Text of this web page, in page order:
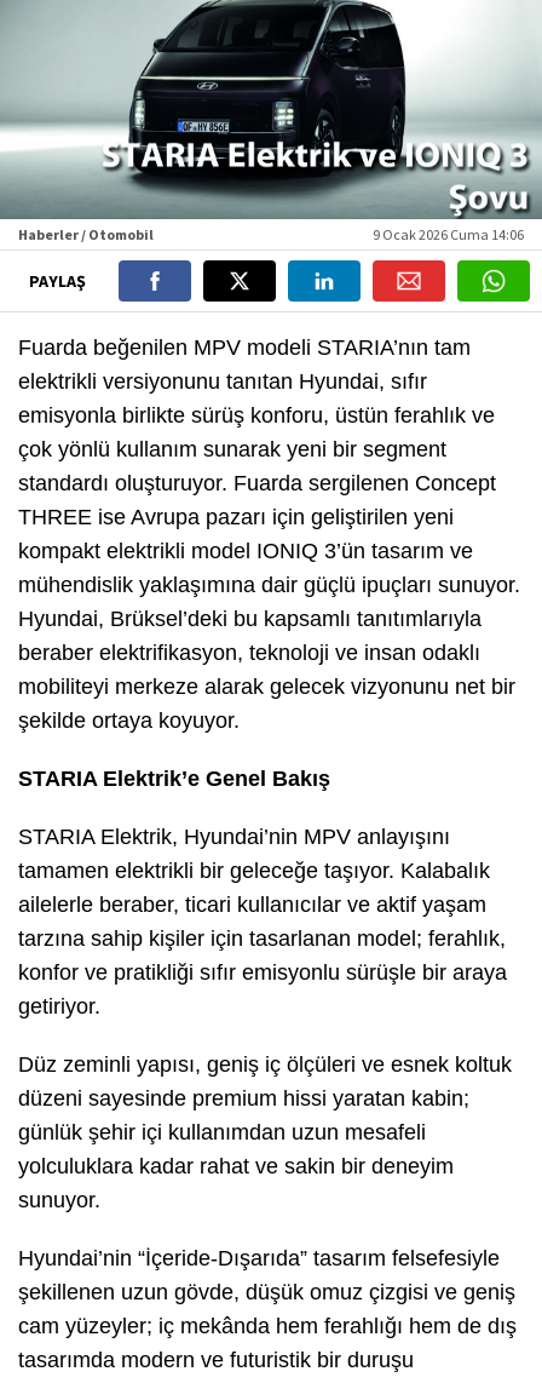
Haberler / Otomobil 9 Ocak 2026 Cuma 14:06
PAYLAŞ
Fuarda beğenilen MPV modeli STARIA’nın tam
elektrikli versiyonunu tanıtan Hyundai, sıfır
emisyonla birlikte sürüş konforu, üstün ferahlık ve
çok yönlü kullanım sunarak yeni bir segment
standardı oluşturuyor. Fuarda sergilenen Concept
THREE ise Avrupa pazarı için geliştirilen yeni
kompakt elektrikli model IONIQ 3’ün tasarım ve
mühendislik yaklaşımına dair güçlü ipuçları sunuyor.
Hyundai, Brüksel’deki bu kapsamlı tanıtımlarıyla
beraber elektrifikasyon, teknoloji ve insan odaklı
mobiliteyi merkeze alarak gelecek vizyonunu net bir
şekilde ortaya koyuyor.
STARIA Elektrik’e Genel Bakış
STARIA Elektrik, Hyundai’nin MPV anlayışını
tamamen elektrikli bir geleceğe taşıyor. Kalabalık
ailelerle beraber, ticari kullanıcılar ve aktif yaşam
tarzına sahip kişiler için tasarlanan model; ferahlık,
konfor ve pratikliği sıfır emisyonlu sürüşle bir araya
getiriyor.
Düz zeminli yapısı, geniş iç ölçüleri ve esnek koltuk
düzeni sayesinde premium hissi yaratan kabin;
günlük şehir içi kullanımdan uzun mesafeli
yolculuklara kadar rahat ve sakin bir deneyim
sunuyor.
Hyundai’nin “İçeride-Dışarıda” tasarım felsefesiyle
şekillenen uzun gövde, düşük omuz çizgisi ve geniş
cam yüzeyler; iç mekânda hem ferahlığı hem de dış
tasarımda modern ve futuristik bir duruşu